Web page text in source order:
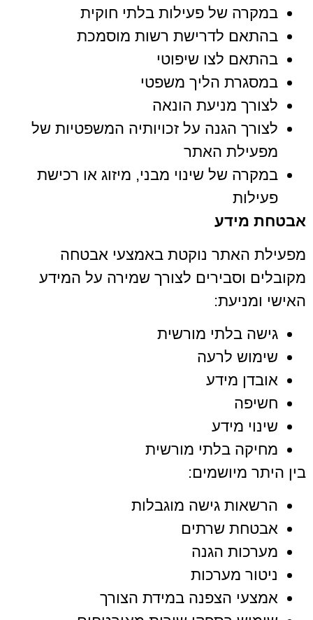
במקרה של פעילות בלתי חוקית
בהתאם לדרישת רשות מוסמכת
בהתאם לצו שיפוטי
במסגרת הליך משפטי
לצורך מניעת הונאה
לצורך הגנה על זכויותיה המשפטיות של
מפעילת האתר
במקרה של שינוי מבני, מיזוג או רכישת
פעילות
אבטחת מידע
מפעילת האתר נוקטת באמצעי אבטחה
מקובלים וסבירים לצורך שמירה על המידע
האישי ומניעת:
גישה בלתי מורשית
שימוש לרעה
אובדן מידע
חשיפה
שינוי מידע
מחיקה בלתי מורשית
בין היתר מיושמים:
הרשאות גישה מוגבלות
אבטחת שרתים
מערכות הגנה
ניטור מערכות
אמצעי הצפנה במידת הצורך